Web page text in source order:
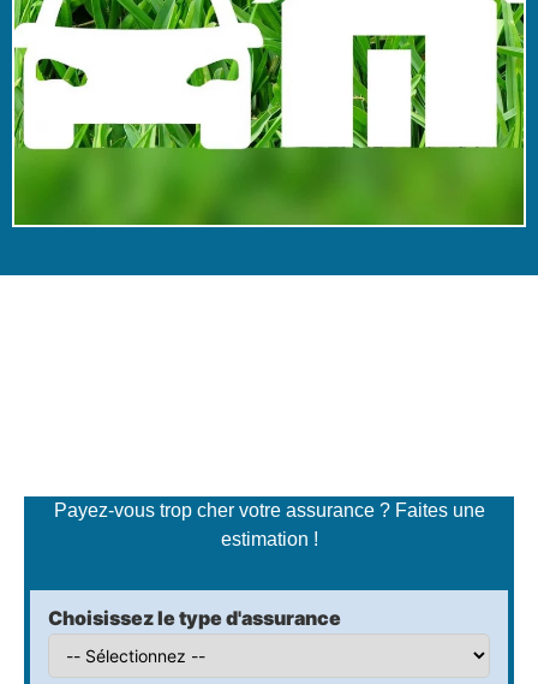
Payez-vous trop cher votre assurance ? Faites une
estimation !
Choisissez le type d'assurance